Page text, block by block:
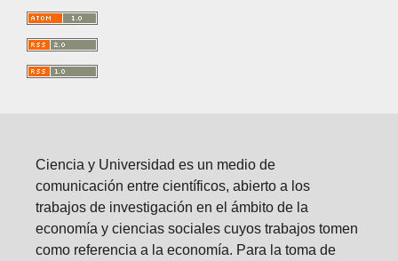
Ciencia y Universidad es un medio de
comunicación entre científicos, abierto a los
trabajos de investigación en el ámbito de la
economía y ciencias sociales cuyos trabajos tomen
como referencia a la economía. Para la toma de